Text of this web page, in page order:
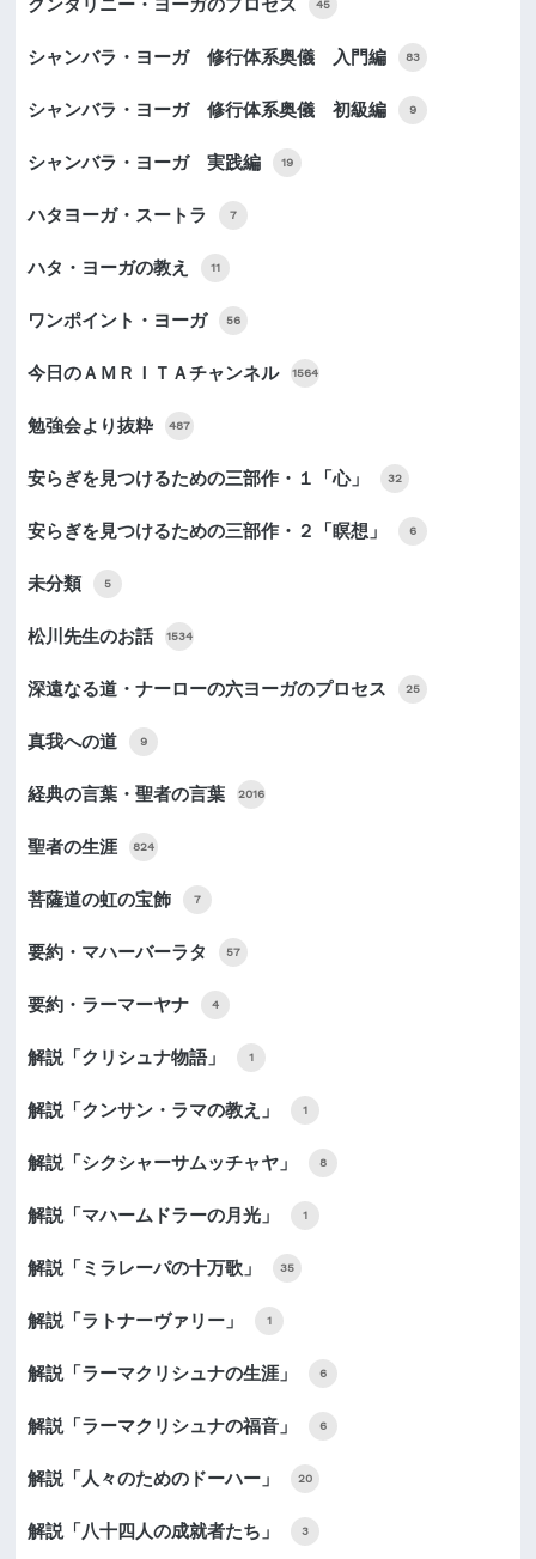
クンダリニー・ヨーガのプロセス 45
シャンバラ・ヨーガ 修行体系奥儀 入門編 83
シャンバラ・ヨーガ 修行体系奥儀 初級編 9
シャンバラ・ヨーガ 実践編 19
ハタヨーガ・スートラ 7
ハタ・ヨーガの教え 11
ワンポイント・ヨーガ 56
今日のＡＭＲＩＴＡチャンネル 1564
勉強会より抜粋 487
安らぎを見つけるための三部作・１「心」 32
安らぎを見つけるための三部作・２「瞑想」 6
未分類 5
松川先生のお話 1534
深遠なる道・ナーローの六ヨーガのプロセス 25
真我への道 9
経典の言葉・聖者の言葉 2016
聖者の生涯 824
菩薩道の虹の宝飾 7
要約・マハーバーラタ 57
要約・ラーマーヤナ 4
解説「クリシュナ物語」 1
解説「クンサン・ラマの教え」 1
解説「シクシャーサムッチャヤ」 8
解説「マハームドラーの月光」 1
解説「ミラレーパの十万歌」 35
解説「ラトナーヴァリー」 1
解説「ラーマクリシュナの生涯」 6
解説「ラーマクリシュナの福音」 6
解説「人々のためのドーハー」 20
解説「八十四人の成就者たち」 3